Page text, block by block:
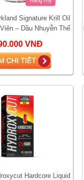
Signature Krill Oil
– Dầu Nhuyễn Thể
VNĐ
Hardcore Liquid